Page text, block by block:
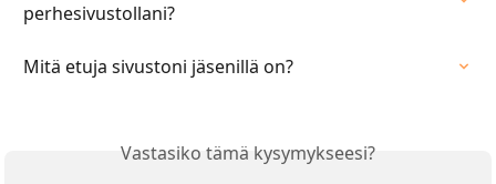
perhesivustollani?
Mitä etuja sivustoni jäsenillä on?
Vastasiko tämä kysymykseesi?